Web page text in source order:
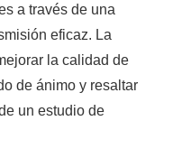
a través de una
eficaz. La
la calidad de
de ánimo y resaltar
un estudio de